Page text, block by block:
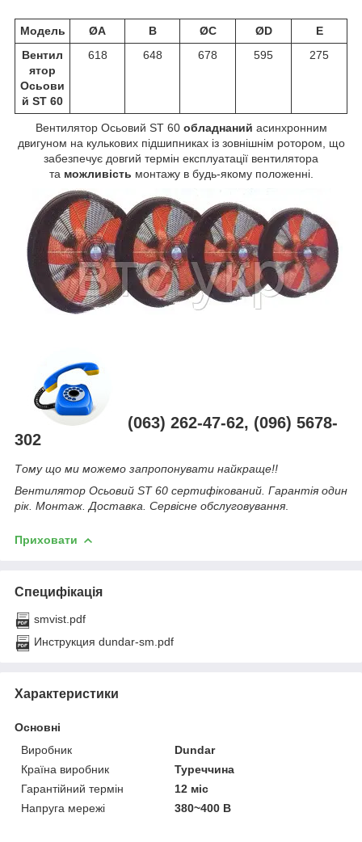
Модель ØA B ØC ØD
E
Вентил
ятор
Осьови
й ST 60
618 648 678 595 275
Вентилятор Осьовий ST 60 обладнаний асинхронним
двигуном на кулькових підшипниках із зовнішнім ротором, що
забезпечує довгий термін експлуатації вентилятора
та можливість монтажу в будь-якому положенні.
(063) 262-47-62, (096) 5678-
302
Тому що ми можемо запропонувати найкраще!!
Вентилятор Осьовий ST 60 сертифікований. Гарантія один
рік. Монтаж. Доставка. Сервісне обслуговування
Приховати
Специфікація
smvist.pdf
Инструкция dundar-sm.pdf
Характеристики
Основні
Виробник
Dundar
Країна виробник
Туреччина
Гарантійний термін
12 міс
Напруга мережі
380~400 В